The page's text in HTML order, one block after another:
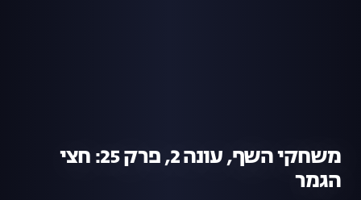
משחקי השף, עונה 2, פרק 25: חצי
הגמר